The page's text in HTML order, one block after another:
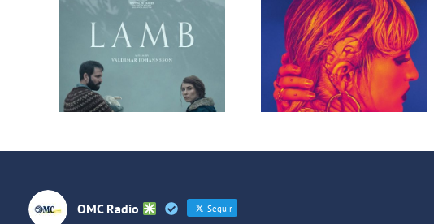
Programa 208
en OMC (317)
de Peligrosas
Sociales
Programa 207
en OMC (316)
de Peligrosas
Sociales
OMC Radio Seguir